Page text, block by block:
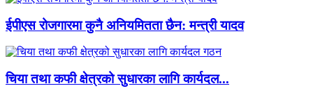
ईपीएस रोजगारमा कुनै अनियमितता छैन: मन्त्री यादव
चिया तथा कफी क्षेत्रको सुधारका लागि कार्यदल...